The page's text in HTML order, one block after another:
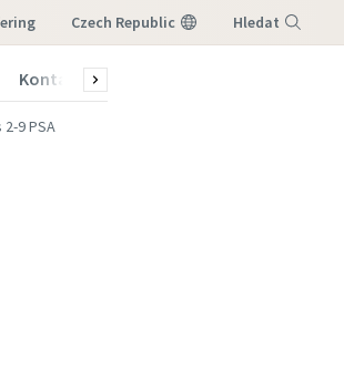
Czech Republic Hledat
Kontakty servis
9 PSA